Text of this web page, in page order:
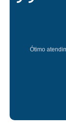
Ótimo